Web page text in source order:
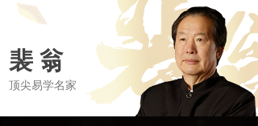
【招生】2025年裴翁《星云谱》弟子 2025-06-16
这个暑假，让您的孩子提前成为“北大人 2025-06-12
北京大学青少年状元陪跑班开始招募啦！ 2025-04-29
风水学习班，裴翁教授亲传，带您进入易 2025-02-25
裴 翁
顶尖易学名家